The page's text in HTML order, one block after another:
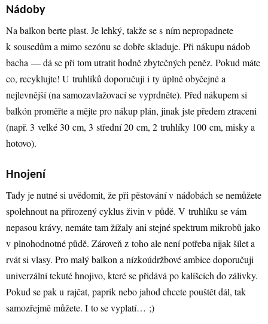
Nádoby
Na balkon berte plast. Je lehký, takže se s ním nepropadnete
k sousedům a mimo sezónu se dobře skladuje. Při nákupu nádob
bacha — dá se při tom utratit hodně zbytečných peněz. Pokud máte
co, recyklujte! U truhlíků doporučuji i ty úplně obyčejné a
nejlevnější (na samozavlažovací se vyprdněte). Před nákupem si
balkón proměřte a mějte pro nákup plán, jinak jste předem ztraceni
(např. 3 velké 30 cm, 3 střední 20 cm, 2 truhlíky 100 cm, misky a
hotovo).
Hnojení
Tady je nutné si uvědomit, že při pěstování v nádobách se nemůžete
spolehnout na přirozený cyklus živin v půdě. V truhlíku se vám
nepasou krávy, nemáte tam žížaly ani stejné spektrum mikrobů jako
v plnohodnotné půdě. Zároveň z toho ale není potřeba nijak šílet a
rvát si vlasy. Pro malý balkon a nízkoúdržbové ambice doporučuji
univerzální tekuté hnojivo, které se přidává po kalíšcích do zálivky.
Pokud se pak u rajčat, paprik nebo jahod chcete pouštět dál, tak
samozřejmě můžete. I to se vyplatí… ;)